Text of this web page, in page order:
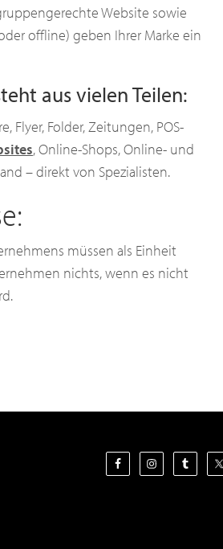
Website sowie
offline) geben Ihrer Marke ein
aus vielen Teilen:
Flyer, Folder, Zeitungen, POS-
, Online-Shops, Online- und
– direkt von Spezialisten.
müssen als Einheit
nichts, wenn es nicht